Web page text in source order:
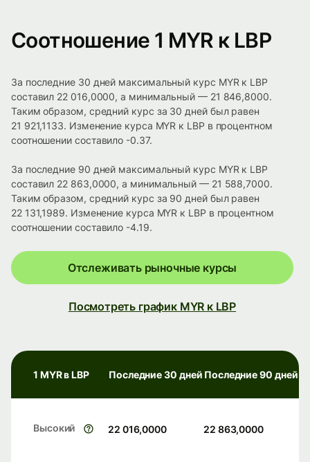
Соотношение 1 MYR к LBP
За последние 30 дней максимальный курс MYR к LBP
составил 22 016,0000, а минимальный — 21 846,8000.
Таким образом, средний курс за 30 дней был равен
21 921,1133. Изменение курса MYR к LBP в процентном
соотношении составило -0.37.
За последние 90 дней максимальный курс MYR к LBP
составил 22 863,0000, а минимальный — 21 588,7000.
Таким образом, средний курс за 90 дней был равен
22 131,1989. Изменение курса MYR к LBP в процентном
соотношении составило -4.19.
Отслеживать рыночные курсы
Посмотреть график MYR к LBP
1 MYR в LBP Последние 30 дней Последние 90 дней
Высокий 22 016,0000 22 863,0000